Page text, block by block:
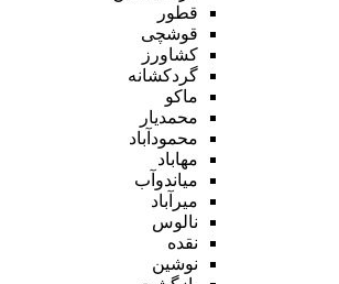
قطور
قوشچی
کشاورز
گردکشانه
ماکو
محمدیار
محمودآباد
مهاباد
میاندوآب
میرآباد
نالوس
نقده
نوشین